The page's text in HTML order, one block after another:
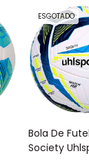
ESGOTADO
Bola De
Society